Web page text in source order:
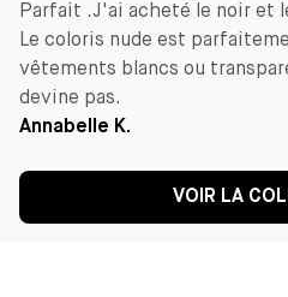
Parfait .J'ai acheté le noir et
Le coloris nude est
vêtements blancs ou
devine pas.
Annabelle K.
VOIR LA